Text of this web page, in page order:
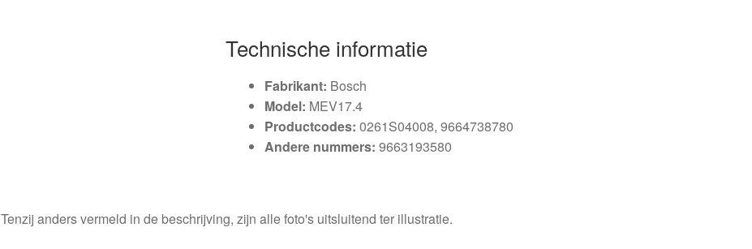
Technische informatie
Fabrikant: Bosch
Model: MEV17.4
Productcodes: 0261S04008, 9664738780
Andere nummers: 9663193580
Tenzij anders vermeld in de beschrijving, zijn alle foto's uitsluitend ter illustratie.